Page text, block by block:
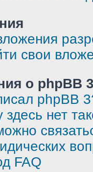
свои
о phpBB
phpBB
здесь нет
FAQ